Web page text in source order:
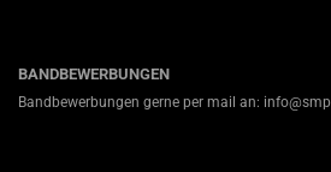
BANDBEWERBUNGEN
Bandbewerbungen gerne per mail an: